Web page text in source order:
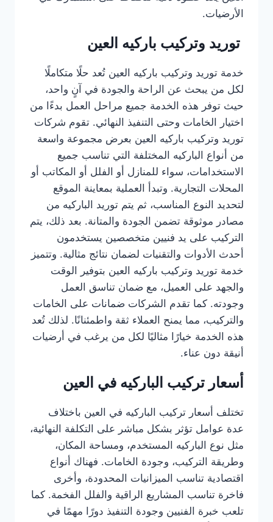
الأرضيات.
توريد وتركيب باركيه العين
خدمة توريد وتركيب باركيه العين تُعد حلًا متكاملًا
لكل من يبحث عن الراحة والجودة في آنٍ واحد،
حيث توفر هذه الخدمة جميع مراحل العمل بدءًا من
اختيار الخامات وحتى التنفيذ النهائي. تقوم شركات
توريد وتركيب باركيه العين بعرض مجموعة واسعة
من أنواع الباركيه المختلفة التي تناسب جميع
الاستخدامات، سواء للمنازل أو الفلل أو المكاتب أو
المحلات التجارية. وتبدأ العملية بمعاينة الموقع
لتحديد النوع المناسب، ثم يتم توريد الباركيه من
مصادر موثوقة تضمن الجودة والمتانة. بعد ذلك، يتم
التركيب على يد فنيين متخصصين يستخدمون
أحدث الأدوات والتقنيات لضمان نتائج مثالية. وتتميز
خدمة توريد وتركيب باركيه العين بتوفير الوقت
والجهد على العميل، مع ضمان تناسق العمل
وجودته. كما تقدم الشركات ضمانات على الخامات
والتركيب، مما يمنح العملاء ثقة واطمئنانًا. لذلك تُعد
هذه الخدمة خيارًا مثاليًا لكل من يرغب في أرضيات
أنيقة دون عناء.
أسعار تركيب الباركيه في العين
تختلف أسعار تركيب الباركيه في العين باختلاف
عدة عوامل تؤثر بشكل مباشر على التكلفة النهائية،
مثل نوع الباركيه المستخدم، ومساحة المكان،
وطريقة التركيب، وجودة الخامات. فهناك أنواع
اقتصادية تناسب الميزانيات المحدودة، وأخرى
فاخرة تناسب المشاريع الراقية والفلل الفخمة. كما
تلعب خبرة الفنيين وجودة التنفيذ دورًا مهمًا في